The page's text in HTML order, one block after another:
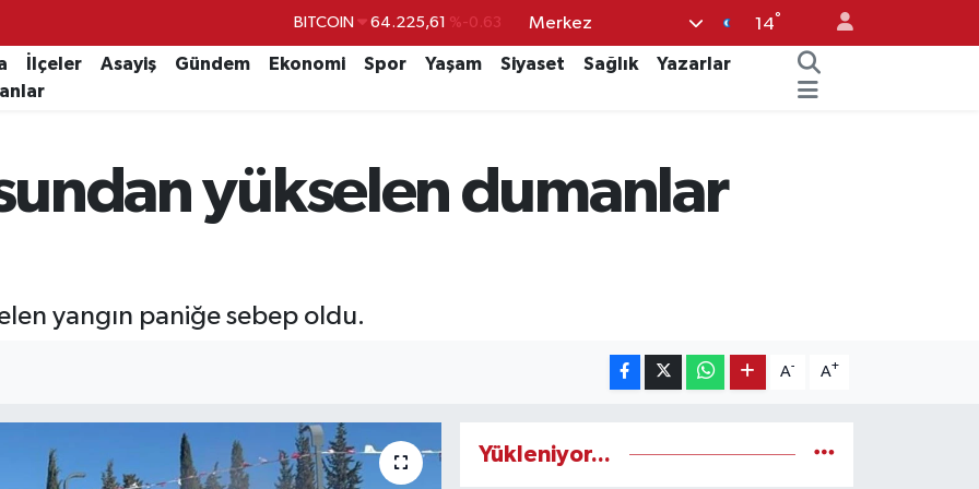
BITCOIN 64.225,61 %-0.63
DOLAR 47,6704 %0
GRAM ALTIN 6510.40 %0.45
Merkez 14°
İlçeler Asayiş Gündem Ekonomi Spor Yaşam Siyaset Sağlık
Yazarlar
yükselen dumanlar
yangın paniğe sebep oldu.
A- A+
Yükleniyor...